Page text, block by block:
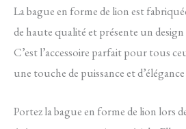
La bague en forme de lion est
de haute qualité et présente un
C’est l’accessoire parfait pour tous
une touche de puissance et
Portez la bague en forme de lion lors